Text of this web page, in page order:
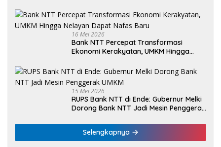
Weetebula
16 Mei 2026
Bank NTT Percepat Transformasi
Ekonomi Kerakyatan, UMKM Hingga
15 Mei 2026
RUPS Bank NTT di Ende: Gubernur Melki
Dorong Bank NTT Jadi Mesin Penggerak
Selengkapnya